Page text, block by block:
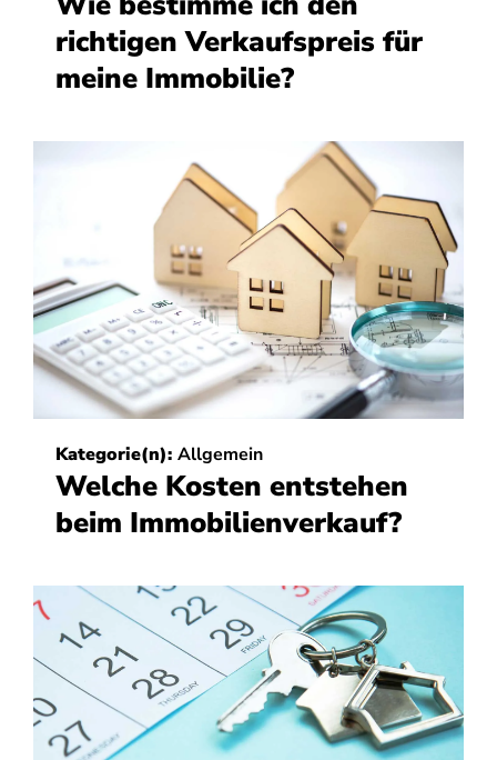
richtigen Verkaufspreis für
meine Immobilie?
Kategorie(n): Allgemein
Welche Kosten entstehen
beim Immobilienverkauf?